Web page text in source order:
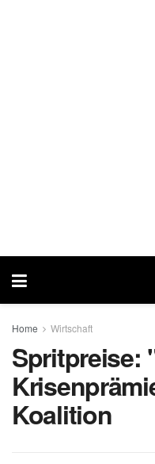
Home Wirtschaft
Spritpreise:
Koalition